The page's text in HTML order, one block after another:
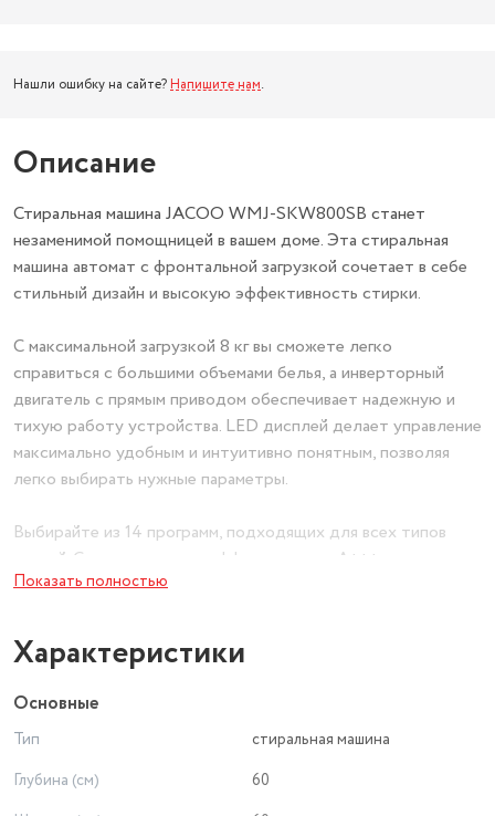
Нашли ошибку на сайте? Напишите нам.
Описание
Стиральная машина JACOO WMJ-SKW800SB станет
незаменимой помощницей в вашем доме. Эта стиральная
машина автомат с фронтальной загрузкой сочетает в себе
стильный дизайн и высокую эффективность стирки.
С максимальной загрузкой 8 кг вы сможете легко
справиться с большими объемами белья, а инверторный
двигатель с прямым приводом обеспечивает надежную и
тихую работу устройства. LED дисплей делает управление
максимально удобным и интуитивно понятным, позволяя
легко выбирать нужные параметры.
Выбирайте из 14 программ, подходящих для всех типов
тканей. С классом энергоэффективности А+++ вы не
только заботитесь об экологии, но и значительно
машину отличным выбором для современного потребителя.
Максимальное количество оборотов в 1400 позволяет
обеспечить высшее качество отжима, сохраняя при этом
Синяя шелковая поверхность придаст вашей прачечной
Показать полностью
Характеристики
Основные
Тип
стиральная машина
Глубина (см)
60